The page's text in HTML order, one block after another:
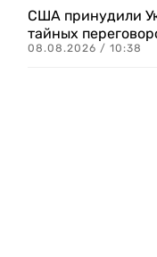
США принудили
тайных
08.08.2026 / 10:38